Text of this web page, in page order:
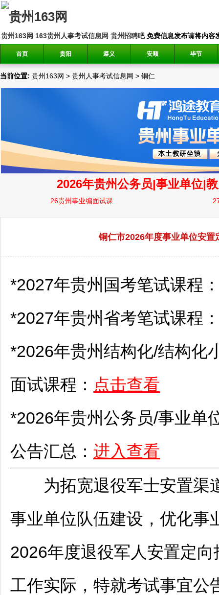
贵州163网 163贵州人事考试信息网 贵州招聘吧免费信息发布请将内容
首页 贵阳 遵义 安顺 毕节
当前位置: 贵州163网 > 贵州人事考试信息网 > 铜仁
铜仁市2026年度事业单位安
*2027年贵州国考笔试课程
*2027年贵州省考笔试课程
*2026年贵州结构化/结构化
面试课程： 点击查看
*2026年贵州公务员/事业单
公告汇总： 进入查看
为拓宽退役军士安置渠
事业单位队伍建设，优化事
2026年度退役军人安置定向
工作实际，特就考试事宜公